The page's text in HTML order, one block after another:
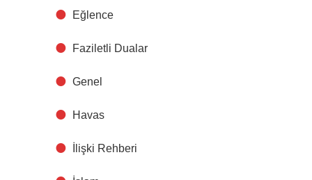
Eğlence
Faziletli Dualar
Genel
Havas
İlişki Rehberi